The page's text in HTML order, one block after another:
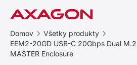
Domov
Všetky produkty
EEM2-20GD USB-C 20Gbps Dual
MASTER Enclosure